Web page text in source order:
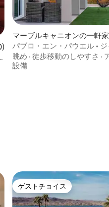
件、5つ星中4.94つ星の平均評
マーブルキャニオンの一軒家
パブロ・エン・パウエル •
ームルーム、湖の眺め
眺め · 徒歩移動のしやすさ ·
設備
ゲストチョイス
ゲストチョイス